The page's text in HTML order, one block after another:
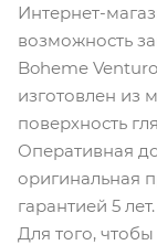
Интернет-
возможность
Boheme
изготовлен из
поверхность
Оперативная
оригинальная
гарантией 5 лет.
Для того, чтобы